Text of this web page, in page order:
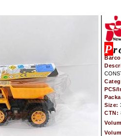
P
PCS/
Size:
CTN: